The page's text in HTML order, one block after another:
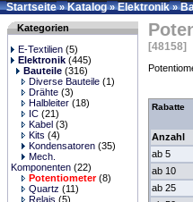
Startseite»Katalog»Elektronik»
Kategorien
E-Textilien (5)
Elektronik (445)
Bauteile (316)
Diverse Bauteile (1)
Drähte (3)
Halbleiter (18)
IC (21)
Kabel (3)
Kits (4)
Kondensatoren (35)
Mech.
Komponenten (22)
Potentiometer(8)
Quartz (11)
Relais (5)
[48158]
Rabatte
Anzahl
ab 5
ab 10
ab 25